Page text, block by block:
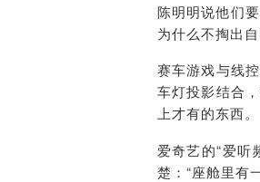
陈明明说他们
为什么不掏出
赛车游戏与线
车灯投影结合
上才有的东西。
爱奇艺的“爱听
楚：“座舱里有